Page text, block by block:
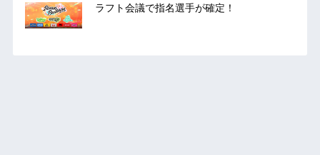
ラフト会議で指名選手が確定！